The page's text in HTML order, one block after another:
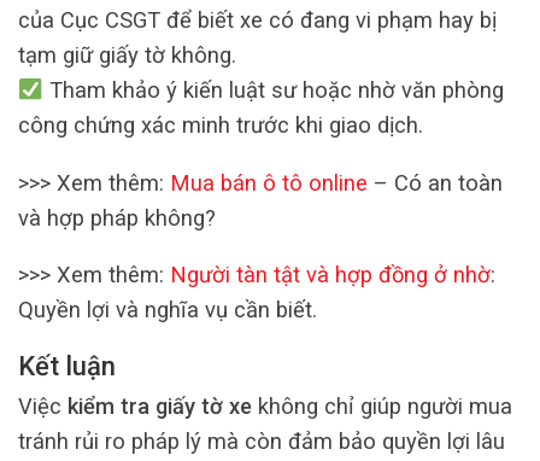
của Cục CSGT để biết xe có đang vi phạm hay bị
tạm giữ giấy tờ không.
Tham khảo ý kiến luật sư hoặc nhờ văn phòng
công chứng xác minh trước khi giao dịch.
>>> Xem thêm: Mua bán ô tô online – Có an toàn
và hợp pháp không?
>>> Xem thêm: Người tàn tật và hợp đồng ở nhờ:
Quyền lợi và nghĩa vụ cần biết.
Kết luận
Việc kiểm tra giấy tờ xe không chỉ giúp người mua
tránh rủi ro pháp lý mà còn đảm bảo quyền lợi lâu